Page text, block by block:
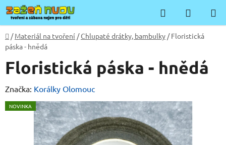
Přejít
na
obsah
Hledat
KOŠÍK
Domů
/ Materiál na tvoření /Chlupaté drátky, bambulky / Floristická
páska - hnědá
Floristická páska - hnědá
Značka: Korálky Olomouc
NOVINKA